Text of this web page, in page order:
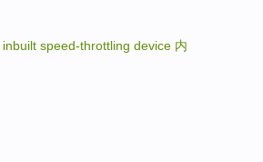
inbuilt speed-throttling device 内